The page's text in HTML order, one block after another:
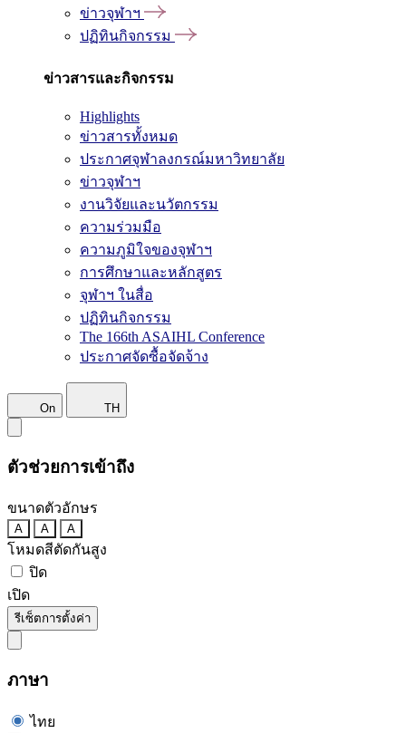
ข่าวจุฬาฯ
ปฏิทินกิจกรรม
ข่าวสารและกิจกรรม
Highlights
ข่าวสารทั้งหมด
ประกาศจุฬาลงกรณ์มหาวิทยาลัย
ข่าวจุฬาฯ
งานวิจัยและนวัตกรรม
ความร่วมมือ
ความภูมิใจของจุฬาฯ
การศึกษาและหลักสูตร
จุฬาฯ ในสื่อ
ปฏิทินกิจกรรม
The 166th ASAIHL Conference
ประกาศจัดซื้อจัดจ้าง
On TH
ตัวช่วยการเข้าถึง
ขนาดตัวอักษร
A A A
โหมดสีตัดกันสูง
ปิด
เปิด
รีเซ็ตการตั้งค่า
ภาษา
ไทย